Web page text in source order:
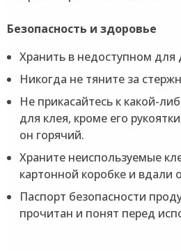
Безопасность и здоровье
Хранить в недоступном для
Никогда не тяните за
Не прикасайтесь к какой-
для клея, кроме его
он горячий.
Храните неиспользуемые
картонной коробке и вдали
Паспорт безопасности
прочитан и понят перед